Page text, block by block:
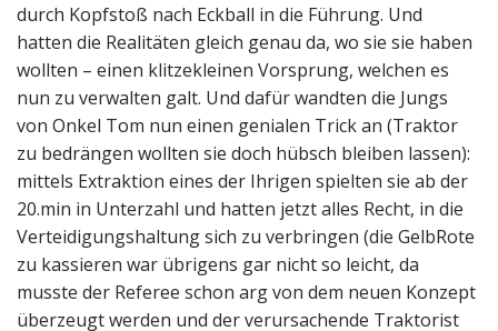
durch Kopfstoß nach Eckball in die Führung. Und
hatten die Realitäten gleich genau da, wo sie sie haben
wollten – einen klitzekleinen Vorsprung, welchen es
nun zu verwalten galt. Und dafür wandten die Jungs
von Onkel Tom nun einen genialen Trick an (Traktor
zu bedrängen wollten sie doch hübsch bleiben lassen):
mittels Extraktion eines der Ihrigen spielten sie ab der
20.min in Unterzahl und hatten jetzt alles Recht, in die
Verteidigungshaltung sich zu verbringen (die GelbRote
zu kassieren war übrigens gar nicht so leicht, da
musste der Referee schon arg von dem neuen Konzept
überzeugt werden und der verursachende Traktorist